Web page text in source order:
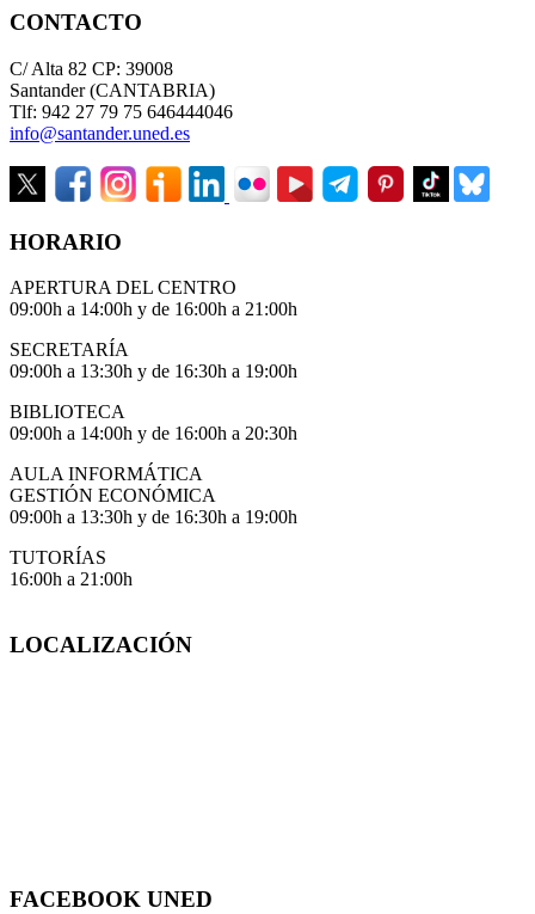
CONTACTO
C/ Alta 82 CP: 39008
Santander (CANTABRIA)
Tlf: 942 27 79 75 646444046
info@santander.uned.es
HORARIO
APERTURA DEL CENTRO
09:00h a 14:00h y de 16:00h a 21:00h
SECRETARÍA
09:00h a 13:30h y de 16:30h a 19:00h
BIBLIOTECA
09:00h a 14:00h y de 16:00h a 20:30h
AULA INFORMÁTICA
GESTIÓN ECONÓMICA
09:00h a 13:30h y de 16:30h a 19:00h
TUTORÍAS
16:00h a 21:00h
LOCALIZACIÓN
FACEBOOK UNED